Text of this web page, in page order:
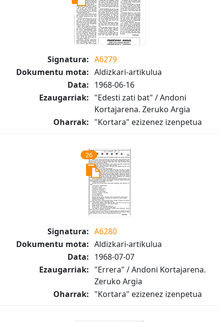
Signatura: A6279
Dokumentu mota: Aldizkari-artikulua
Data: 1968-06-16
Ezaugarriak: "Edesti zati bat" / Andoni
Kortajarena. Zeruko Argia
Oharrak: "Kortara" ezizenez izenpetua
26
Signatura: A6280
Dokumentu mota: Aldizkari-artikulua
Data: 1968-07-07
Ezaugarriak: "Errera" / Andoni Kortajarena.
Zeruko Argia
Oharrak: "Kortara" ezizenez izenpetua